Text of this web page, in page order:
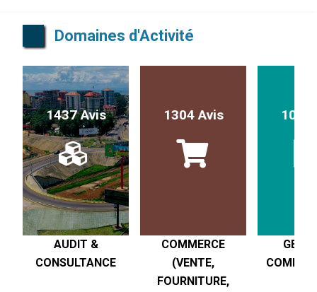
Domaines d'Activité
1437 Avis
AUDIT &
CONSULTANCE
1304 Avis
COMMERCE
(VENTE,
FOURNITURE,
1017